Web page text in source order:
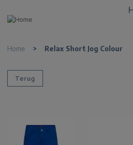
Home > Relax Short Jog Colour
Terug